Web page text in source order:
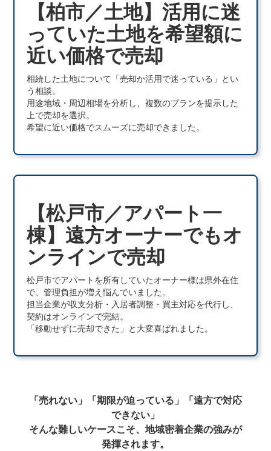
【柏市／土地】活用に迷
っていた土地を希望額に
近い価格で売却
相続した土地について「売却か活用で迷っている」とい
う相談。
用途地域・周辺相場を分析し、複数のプランを提示した
上で売却を選択。
希望に近い価格でスムーズに売却できました。
【松戸市／アパート一
棟】遠方オーナーでもオ
ンラインで売却
松戸市でアパートを所有していたオーナー様は県外在住
で、管理負担が増え悩んでいました。
担当企業が収支分析・入居者調整・買主対応を代行し、
契約はオンラインで完結。
「移動せずに売却できた」と大変喜ばれました。
「売れない」「期限が迫っている」「遠方で対応
できない」
そんな難しいケースこそ、地域密着企業の強みが
発揮されます。